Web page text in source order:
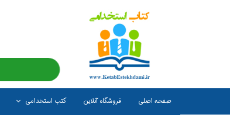
صفحه اصلی فروشگاه آنلاین کتب استخدامی